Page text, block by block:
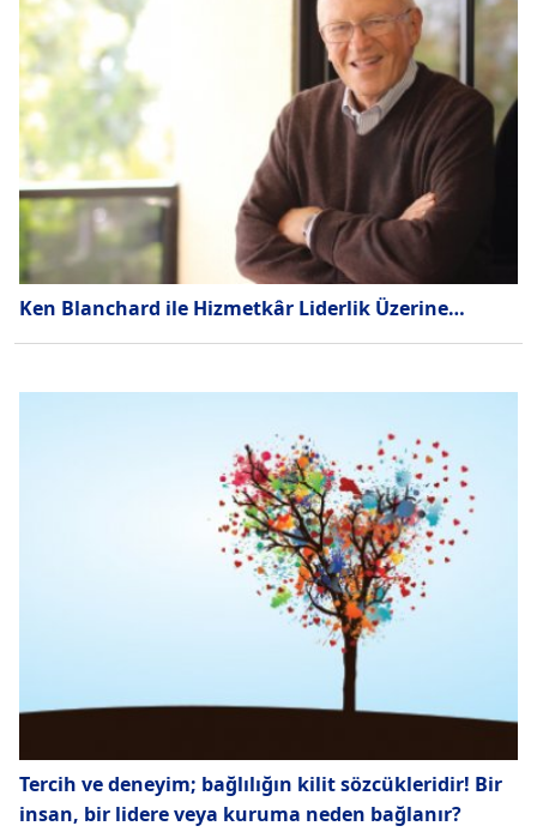
Ken Blanchard ile Hizmetkâr Liderlik Üzerine…
Tercih ve deneyim; bağlılığın kilit sözcükleridir! Bir
insan, bir lidere veya kuruma neden bağlanır?